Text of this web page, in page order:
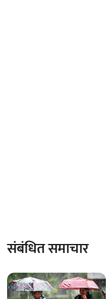
संबंधित समाचार